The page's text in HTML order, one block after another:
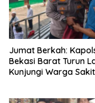
Jumat Berkah:
Bekasi Barat Turun
Kunjungi Warga